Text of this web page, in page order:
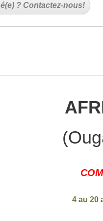
? Contactez-nous!
4 au 20